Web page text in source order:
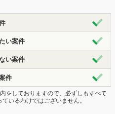
い案件
い案件
件
をしておりますので、必ずしもすべて
いるわけではございません。